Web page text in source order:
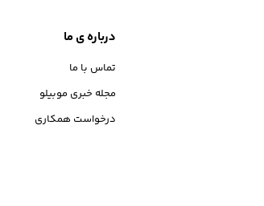
درباره ی ما
تماس با ما
مجله خبری موبیلو
درخواست همکاری